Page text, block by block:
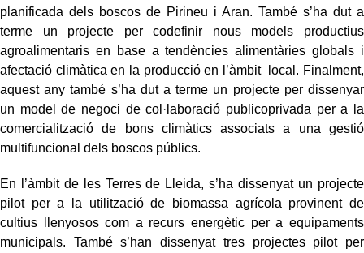
planificada dels boscos de Pirineu i Aran. També s’ha dut a
terme un projecte per codefinir nous models productius
agroalimentaris en base a tendències alimentàries globals i
afectació climàtica en la producció en l’àmbit local. Finalment,
aquest any també s’ha dut a terme un projecte per dissenyar
un model de negoci de col·laboració publicoprivada per a la
comercialització de bons climàtics associats a una gestió
multifuncional dels boscos públics.
En l’àmbit de les Terres de Lleida, s’ha dissenyat un projecte
pilot per a la utilització de biomassa agrícola provinent de
cultius llenyosos com a recurs energètic per a equipaments
municipals. També s’han dissenyat tres projectes pilot per